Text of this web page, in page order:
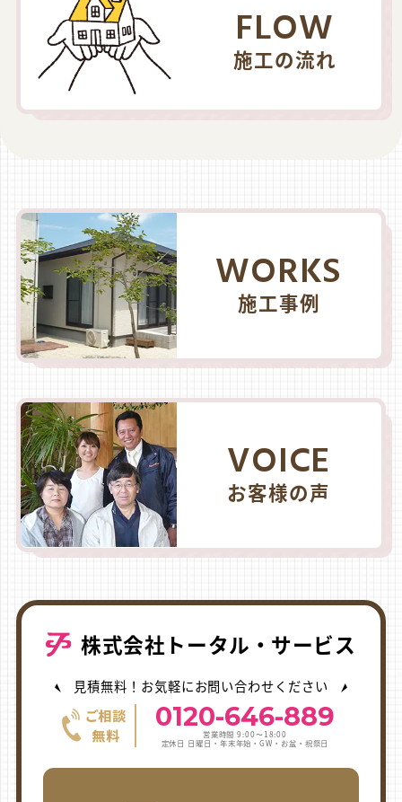
FLOW
施工の流れ
WORKS
施工事例
VOICE
お客様の声
株式会社トータル・サービス
見積無料！お気軽にお問い合わせください
0120-646-889
営業時間 9:00〜18:00
定休日 日曜日・年末年始・GW・お盆・祝祭日